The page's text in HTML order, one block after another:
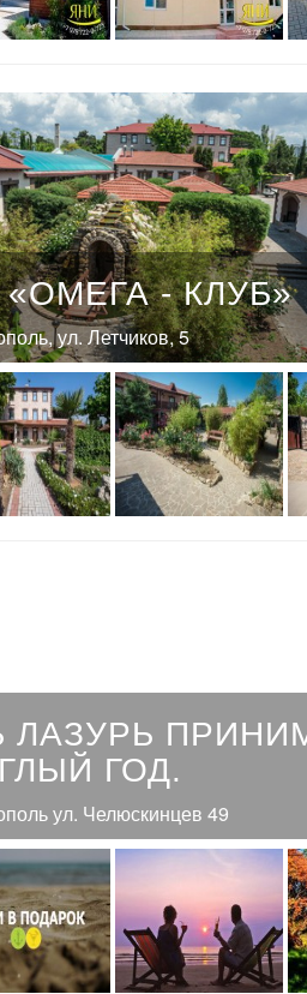
- КЛУБ»
ул. Летчиков, 5
ЛАЗУРЬ
ГОД.
ул. Челюскинцев 49